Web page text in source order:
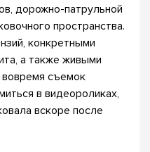
дорожно-патрульной
пространства.
конкретными
а также живыми
вовремя съемок
в видеороликах,
вскоре после